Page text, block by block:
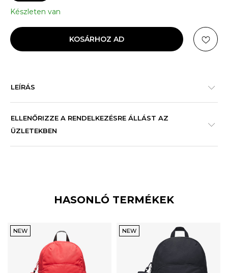
Készleten van
KOSÁRHOZ AD
LEÍRÁS
ELLENŐRIZZE A RENDELKEZÉSRE ÁLLÁST AZ
ÜZLETEKBEN
HASONLÓ TERMÉKEK
NEW NEW